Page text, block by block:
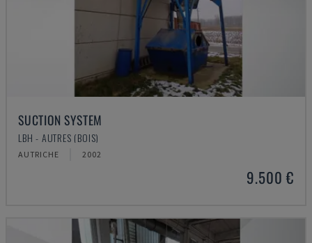
SUCTION SYSTEM
LBH - AUTRES (BOIS)
AUTRICHE 2002
9.500 €